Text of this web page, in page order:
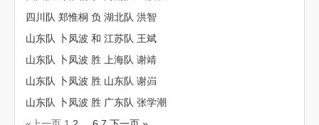
四川队 郑惟桐 负 湖北队 洪智
山东队 卜凤波 和 江苏队 王斌
山东队 卜凤波 胜 上海队 谢靖
山东队 卜凤波 胜 山东队 谢岿
山东队 卜凤波 胜 广东队 张学潮